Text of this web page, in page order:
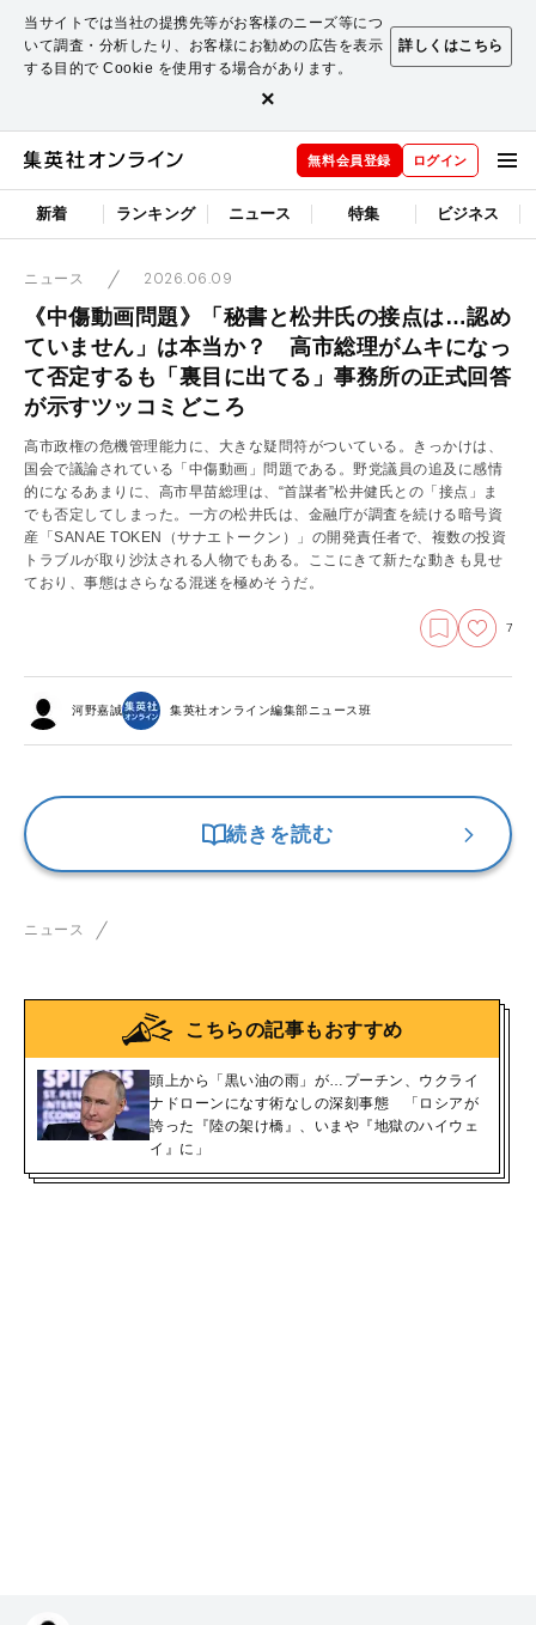
当サイトでは当社の提携先等がお客様のニーズ等につ
いて調査・分析したり、お客様にお勧めの広告を表示
する目的で Cookie を使用する場合があります。
詳しくはこちら
×
無料会員登録 ログイン
新着 ランキング ニュース 特集 ビジネス
ニュース 2026.06.09
《中傷動画問題》「秘書と松井氏の接点は…認め
ていません」は本当か？ 高市総理がムキになっ
て否定するも「裏目に出てる」事務所の正式回答
が示すツッコミどころ
高市政権の危機管理能力に、大きな疑問符がついている。きっかけは、
国会で議論されている「中傷動画」問題である。野党議員の追及に感情
的になるあまりに、高市早苗総理は、“首謀者”松井健氏との「接点」ま
でも否定してしまった。一方の松井氏は、金融庁が調査を続ける暗号資
産「SANAE TOKEN（サナエトークン）」の開発責任者で、複数の投資
トラブルが取り沙汰される人物でもある。ここにきて新たな動きも見せ
ており、事態はさらなる混迷を極めそうだ。
7
河野嘉誠 集英社オンライン編集部ニュース班
続きを読む
ニュース
こちらの記事もおすすめ
頭上から「黒い油の雨」が…プーチン、ウクライ
ナドローンになす術なしの深刻事態 「ロシアが
誇った『陸の架け橋』、いまや『地獄のハイウェ
イ』に」